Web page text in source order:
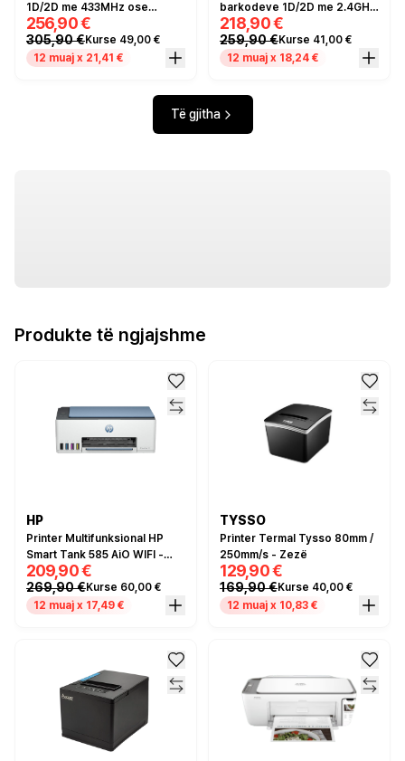
1D/2D me 433MHz ose
Bluetooth dhe inductive
charging station
256,90 €
305,90 €Kurse 49,00 €
12 muaj x 21,41 €
barkodeve 1D/2D me 2.4GHz
ose Bluetooth
218,90 €
259,90 €Kurse 41,00 €
12 muaj x 18,24 €
Të gjitha
Produkte të ngjajshme
HP
Printer Multifunksional HP
Smart Tank 585 AiO WIFI -
Blu/Bardhë
209,90 €
269,90 €Kurse 60,00 €
12 muaj x 17,49 €
TYSSO
Printer Termal Tysso 80mm /
250mm/s - Zezë
129,90 €
169,90 €Kurse 40,00 €
12 muaj x 10,83 €